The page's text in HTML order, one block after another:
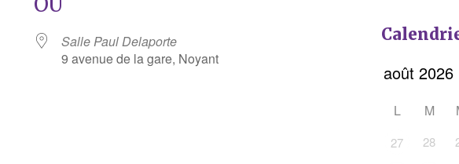
Salle Paul Delaporte
9 avenue de la gare, Noyant
L M
27 28